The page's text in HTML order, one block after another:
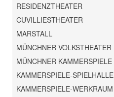
RESIDENZTHEATER
CUVILLIESTHEATER
MARSTALL
MÜNCHNER VOLKSTHEATER
MÜNCHNER KAMMERSPIELE
KAMMERSPIELE-SPIELHALLE
KAMMERSPIELE-WERKRAUM